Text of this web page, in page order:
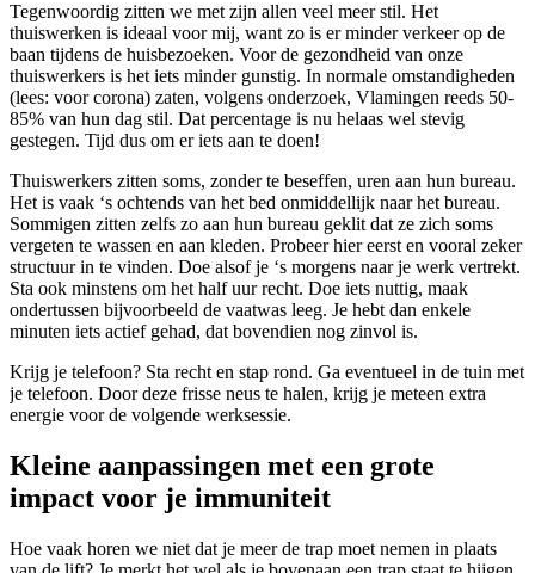
Tegenwoordig zitten we met zijn allen veel meer stil. Het
thuiswerken is ideaal voor mij, want zo is er minder verkeer op de
baan tijdens de huisbezoeken. Voor de gezondheid van onze
thuiswerkers is het iets minder gunstig. In normale omstandigheden
(lees: voor corona) zaten, volgens onderzoek, Vlamingen reeds 50-
85% van hun dag stil. Dat percentage is nu helaas wel stevig
gestegen. Tijd dus om er iets aan te doen!
Thuiswerkers zitten soms, zonder te beseffen, uren aan hun bureau.
Het is vaak ‘s ochtends van het bed onmiddellijk naar het bureau.
Sommigen zitten zelfs zo aan hun bureau geklit dat ze zich soms
vergeten te wassen en aan kleden. Probeer hier eerst en vooral zeker
structuur in te vinden. Doe alsof je ‘s morgens naar je werk vertrekt.
Sta ook minstens om het half uur recht. Doe iets nuttig, maak
ondertussen bijvoorbeeld de vaatwas leeg. Je hebt dan enkele
minuten iets actief gehad, dat bovendien nog zinvol is.
Krijg je telefoon? Sta recht en stap rond. Ga eventueel in de tuin met
je telefoon. Door deze frisse neus te halen, krijg je meteen extra
energie voor de volgende werksessie.
Kleine aanpassingen met een grote
impact voor je immuniteit
Hoe vaak horen we niet dat je meer de trap moet nemen in plaats